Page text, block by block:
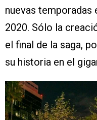
nuevas temporadas
2020. Sólo la
el final de la saga,
su historia en el